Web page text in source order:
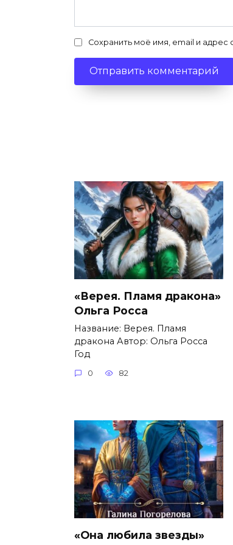
Сохранить моё имя, email и адрес
«Верея. Пламя дракона»
Ольга Росса
Название: Верея. Пламя
дракона Автор: Ольга Росса
Год
0 82
«Она любила звезды»